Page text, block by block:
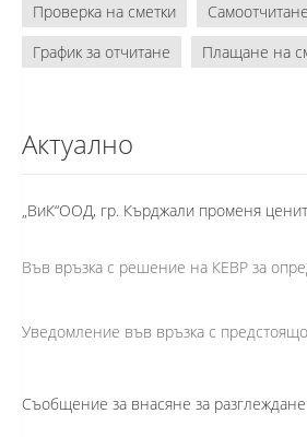
Проверка на сметки
Самоотчитане
График за отчитане
Плащане на
Актуално
„ВиК“ООД, гр. Кърджали променя
Във връзка с решение на КЕВР за
Уведомление във връзка с
Съобщение за внасяне за